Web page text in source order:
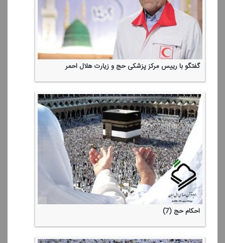
گفتگو با رییس مركز پزشكی حج و زیارت هلال احمر
احكام حج (7)